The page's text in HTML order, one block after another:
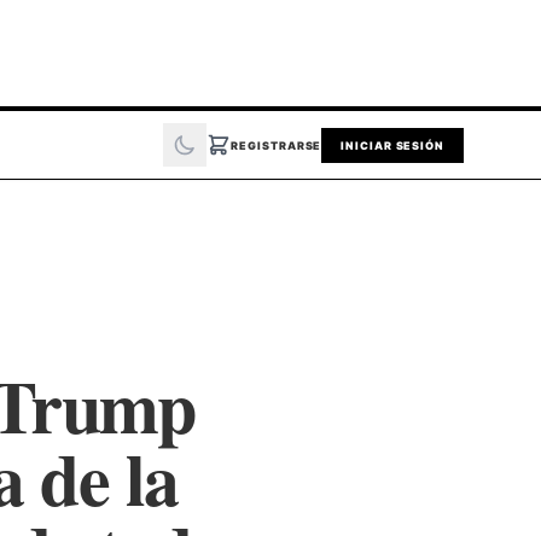
REGISTRARSE INICIAR SESIÓN
de la